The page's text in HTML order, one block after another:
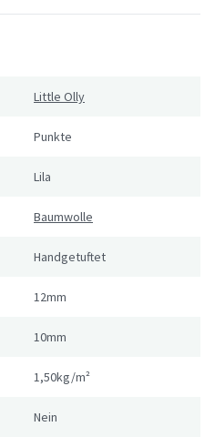
Little Olly
Punkte
Lila
Baumwolle
Handgetuftet
12mm
10mm
1,50kg/m²
Nein